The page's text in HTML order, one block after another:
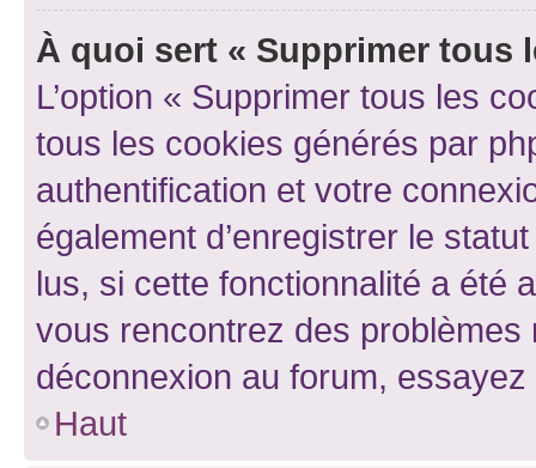
À quoi sert « Supprimer tous
L’option « Supprimer tous les
tous les cookies générés par
authentification et votre
également d’enregistrer le
lus, si cette fonctionnalité a été
vous rencontrez des
déconnexion au forum,
Haut